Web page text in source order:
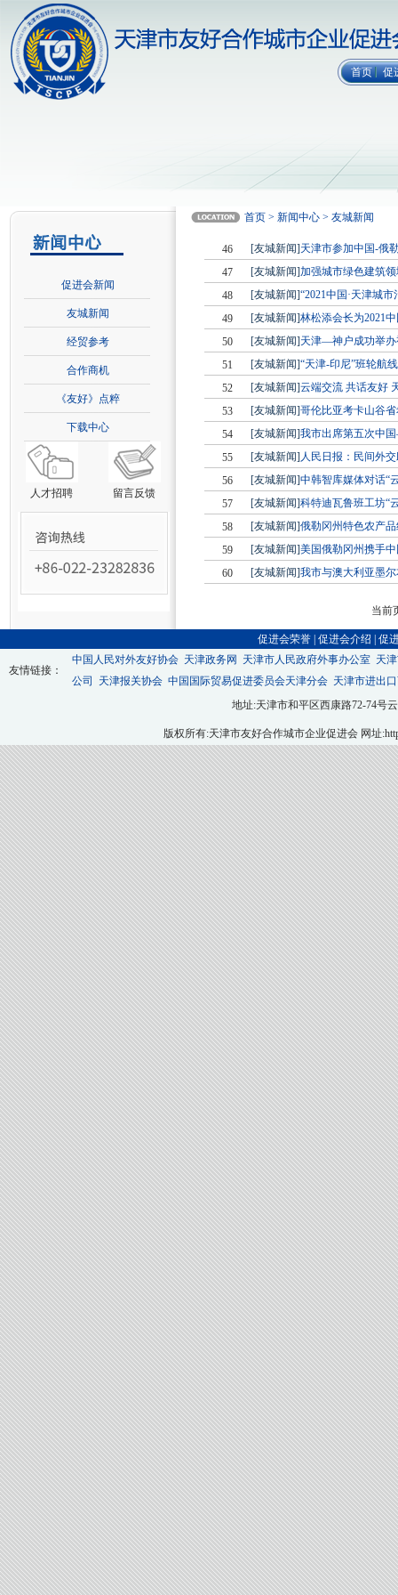
首页 促
促进会新闻
友城新闻
经贸参考
合作商机
《友好》点粹
下载中心
人才招聘 留言反馈
首页 > 新闻中心 > 友城新闻
46 [友城新闻]天津市参加中国-俄
47
[友城新闻]加强城市绿色建筑
48
[友城新闻]“2021中国·天津城
49
[友城新闻]林松添会长为2021
50
[友城新闻]天津—神户成功举办
51
[友城新闻]“天津-印尼”班轮航
52
[友城新闻]云端交流 共话友好
53
[友城新闻]哥伦比亚考卡山谷
54
[友城新闻]我市出席第五次中
55
[友城新闻] 人民日报：民间外
56
[友城新闻]中韩智库媒体对话“
57
[友城新闻]科特迪瓦鲁班工坊“
58
[友城新闻]俄勒冈州特色农产
59
[友城新闻]美国俄勒冈州携手
60
[友城新闻]我市与澳大利亚墨
当前
促进会荣誉 促进会介绍 促
友情链接：
中国人民对外友好协会 天津政务网 天津市人民政府外事办公室 天
公司
天津报关协会 中国国际贸易促进委员会天津分会 天津市进出
地址:天津市和平区西康路72-74号云
版权所有:天津市友好合作城市企业促进会 网址